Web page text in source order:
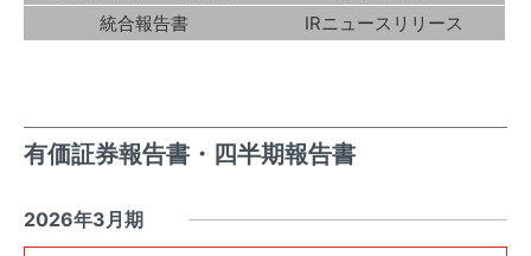
統合報告書
IRニュースリリース
有価証券報告書・四半期報告書
2026年3月期